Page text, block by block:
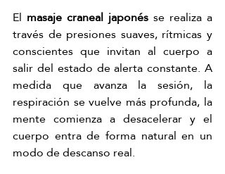
El masaje craneal japonés se realiza a
través de presiones suaves, rítmicas y
conscientes que invitan al cuerpo a
salir del estado de alerta constante. A
medida que avanza la sesión, la
respiración se vuelve más profunda, la
mente comienza a desacelerar y el
cuerpo entra de forma natural en un
modo de descanso real.